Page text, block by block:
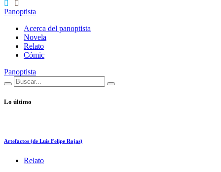
Panoptista
Acerca del panoptista
Novela
Relato
Cómic
Panoptista
Lo último
Artefactos (de Luis Felipe Rojas)
Relato